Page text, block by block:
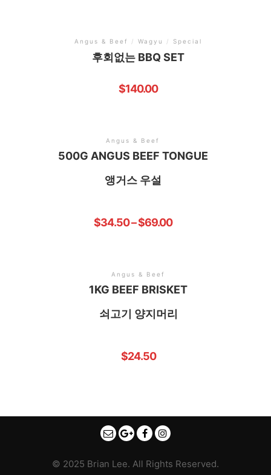
Angus & Beef / Wagyu / Special
후회없는 BBQ SET
$140.00
Angus & Beef
500G ANGUS BEEF TONGUE
앵거스 우설
$34.50–$69.00
Angus & Beef
1KG BEEF BRISKET
쇠고기 양지머리
$24.50
© 2025 Brian Lee. All Rights Reserved.